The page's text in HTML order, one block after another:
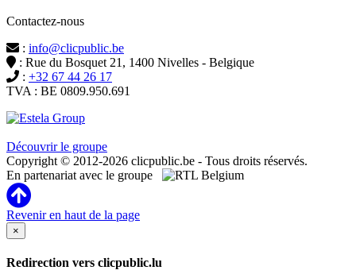
Contactez-nous
: info@clicpublic.be
: Rue du Bosquet 21, 1400 Nivelles - Belgique
: +32 67 44 26 17
TVA : BE 0809.950.691
Découvrir le groupe
Copyright © 2012-2026 clicpublic.be - Tous droits réservés.
En partenariat avec le groupe
Revenir en haut de la page
×
Redirection vers clicpublic.lu